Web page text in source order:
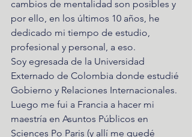
cambios de mentalidad son posibles y
por ello, en los últimos 10 años, he
dedicado mi tiempo de estudio,
profesional y personal, a eso.
Soy egresada de la Universidad
Externado de Colombia donde estudié
Gobierno y Relaciones Internacionales.
Luego me fui a Francia a hacer mi
maestría en Asuntos Públicos en
Sciences Po Paris (y allí me quedé